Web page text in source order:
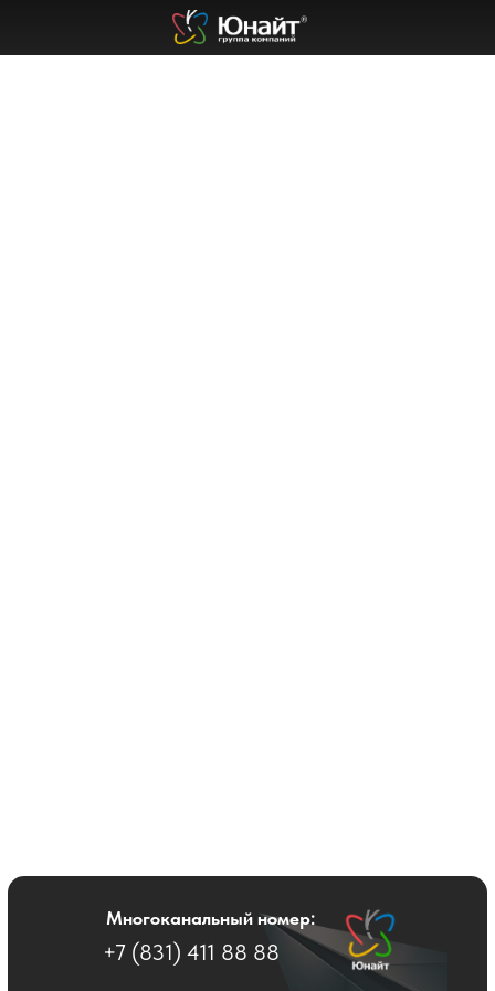
Интеллектуальный
финансовый
помощник
Многоканальный номер:
+7 (831) 411 88 88